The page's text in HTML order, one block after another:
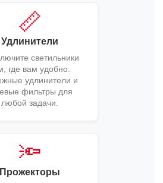
📏
Удлинители
светильники
где вам удобно.
удлинители и
фильтры для
любой задачи.
🔦
Прожекторы